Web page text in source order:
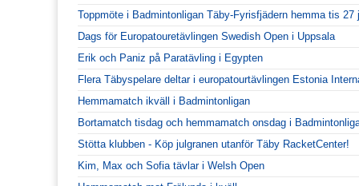
Toppmöte i Badmintonligan Täby-Fyrisfjädern hemma tis 27
Dags för Europatouretävlingen Swedish Open i Uppsala
Erik och Paniz på Paratävling i Egypten
Flera Täbyspelare deltar i europatourtävlingen Estonia
Hemmamatch ikväll i Badmintonligan
Bortamatch tisdag och hemmamatch onsdag i
Stötta klubben - Köp julgranen utanför Täby RacketCenter!
Kim, Max och Sofia tävlar i Welsh Open